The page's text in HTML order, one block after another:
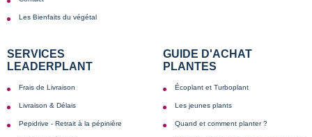
Les Bienfaits du végétal
SERVICES
LEADERPLANT
Frais de Livraison
Livraison & Délais
Pepidrive - Retrait à la pépinière
GUIDE D'ACHAT
PLANTES
Écoplant et Turboplant
Les jeunes plants
Quand et comment planter ?